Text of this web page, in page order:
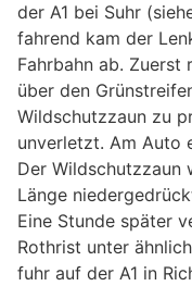
der A1 bei Suhr
fahrend kam der
Fahrbahn ab.
über den
Wildschutzzaun zu
unverletzt. Am Auto
Der Wildschutzzaun
Länge
Eine Stunde später
Rothrist unter
fuhr auf der A1 in